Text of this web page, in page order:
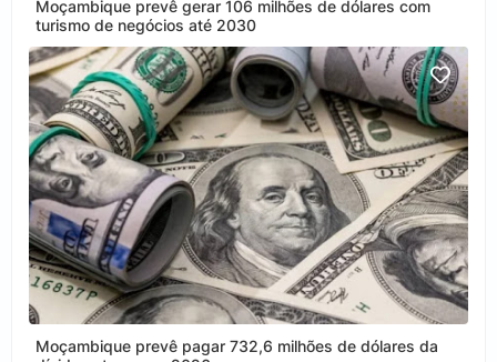
Moçambique prevê gerar 106 milhões de dólares com
turismo de negócios até 2030
Moçambique prevê pagar 732,6 milhões de dólares da